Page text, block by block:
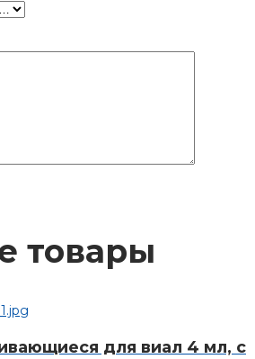
товары
для виал 4 мл, с